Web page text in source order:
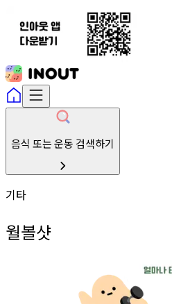
음식 또는 운동 검색하기
기타
월볼샷